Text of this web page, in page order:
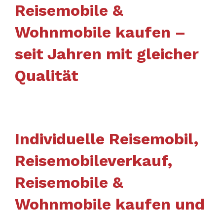
Reisemobile &
Wohnmobile kaufen –
seit Jahren mit gleicher
Qualität
Individuelle Reisemobil,
Reisemobileverkauf,
Reisemobile &
Wohnmobile kaufen und